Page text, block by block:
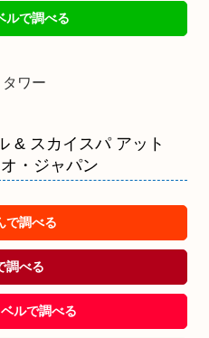
ルで調べる
ワー
& スカイスパ アット
・ジャパン
で調べる
調べる
ルで調べる